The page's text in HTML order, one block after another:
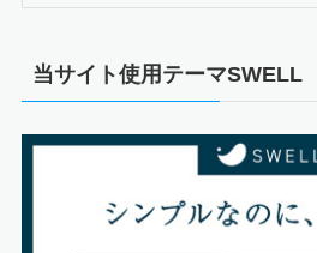
当サイト使用テーマSWELL